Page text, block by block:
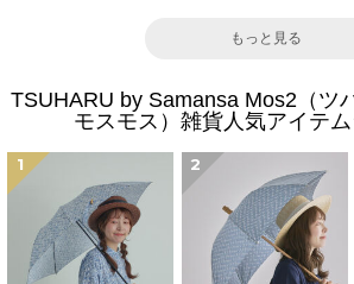
もっと見る
TSUHARU by Samansa Mos2（ツ
モスモス）雑貨人気アイテ
1 2